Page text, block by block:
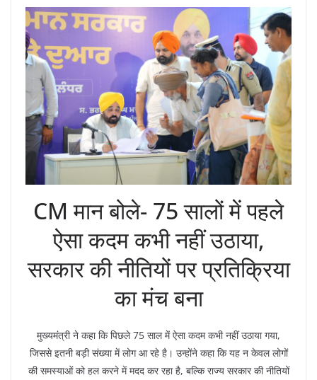
CM मान बोले- 75 सालों में पहले
ऐसा कदम कभी नहीं उठाया,
सरकार की नीतियों पर प्रतिक्रिया
का मंच बना
मुख्यमंत्री ने कहा कि पिछले 75 साल में ऐसा कदम कभी नहीं उठाया गया,
जिससे इतनी बड़ी संख्या में लोग आ रहे है। उन्होंने कहा कि यह न केवल लोगों
की समस्याओं को हल करने में मदद कर रहा है, बल्कि राज्य सरकार की नीतियों